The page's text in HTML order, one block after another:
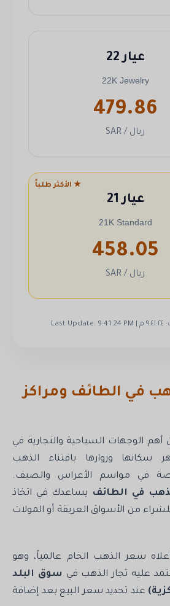
عيار 22
22K Jewelry
479.86
ريال / SAR
★ الأكثر طلباً
عيار 21
21K Standard
458.05
ريال / SAR
في الطائف ومراكز
الوجهات السياحية والتجارية في
سكانها وزوارها باقتناء الذهب
في مواسم الأعراس والصيف.
في الطائفيساعدك في اتخاذ
من الأسواق العريقة أو المولات
سعر الذهب الخام عالمياً، وهو
عليه تجار الذهب فيسوق البلد
عند تحديد سعر البيع بعد إضافة